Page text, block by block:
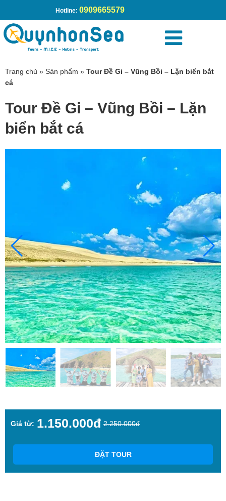
Hotline: 0909665579
Trang chủ » Sản phẩm » Tour Đề Gi – Vũng Bồi – Lặn biển bắt
cá
Tour Đề Gi – Vũng Bồi – Lặn
biển bắt cá
Giá từ: 1.150.000đ 2.250.000đ
ĐẶT TOUR